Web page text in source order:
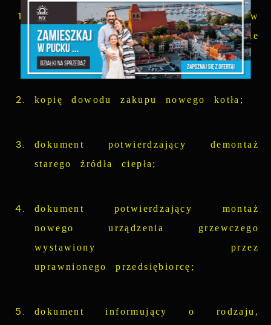
kserokopie faktur lub rachunków
potwierdzających poniesione
koszty inwestycji;
kopię dowodu zakupu nowego kotła;
dokument potwierdzający demontaż
starego źródła ciepła;
dokument potwierdzający montaż
nowego urządzenia grzewczego
wystawiony przez
uprawnionego przedsiębiorcę;
dokument informujący o rodzaju,